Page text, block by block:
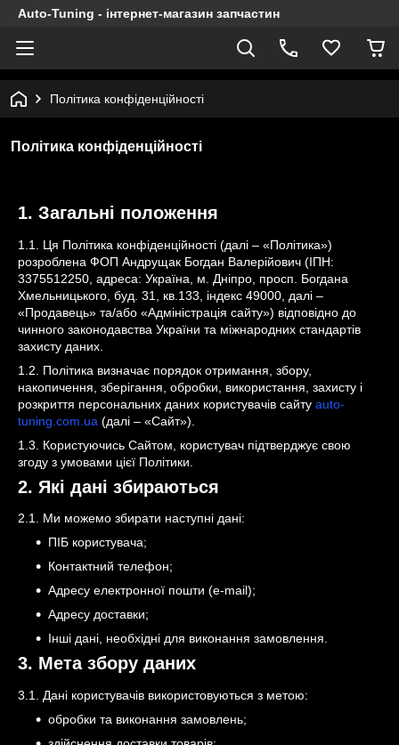
Auto-Tuning - інтернет-магазин запчастин
Політика конфіденційності
Політика конфіденційності
1. Загальні положення
1.1. Ця Політика конфіденційності (далі – «Політика»)
розроблена ФОП Андрущак Богдан Валерійович (ІПН:
3375512250, адреса: Україна, м. Дніпро, просп. Богдана
Хмельницького, буд. 31, кв.133, індекс 49000, далі –
«Продавець» та/або «Адміністрація сайту») відповідно до
чинного законодавства України та міжнародних стандартів
захисту даних.
1.2. Політика визначає порядок отримання, збору,
накопичення, зберігання, обробки, використання, захисту і
розкриття персональних даних користувачів сайту auto-
tuning.com.ua (далі – «Сайт»).
1.3. Користуючись Сайтом, користувач підтверджує свою
згоду з умовами цієї Політики.
2. Які дані збираються
2.1. Ми можемо збирати наступні дані:
ПІБ користувача;
Контактний телефон;
Адресу електронної пошти (e-mail);
Адресу доставки;
Інші дані, необхідні для виконання замовлення.
3. Мета збору даних
3.1. Дані користувачів використовуються з метою:
обробки та виконання замовлень;